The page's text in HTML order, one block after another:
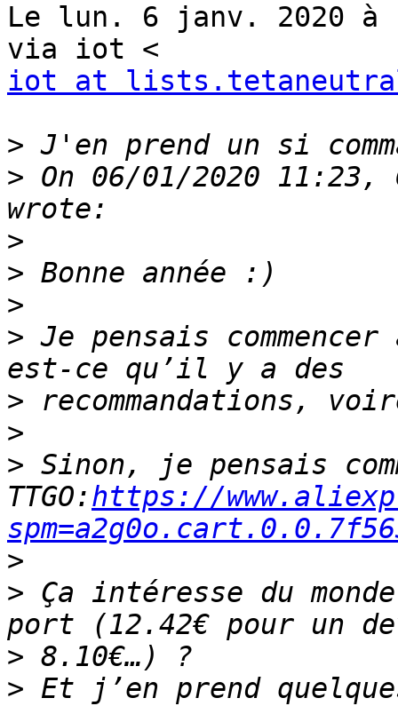
Le lun. 6 janv. 2020 à
iot at
>
> On 06/01/2020
>
>
>
> Je pensais
>
>
> Sinon, je pensais
TTGO:https://
>
> Ça intéresse du
>
> Et j’en prend